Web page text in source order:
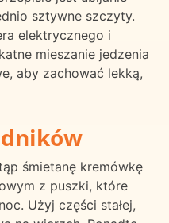
sztywne szczyty.
elektrycznego i
mieszanie jedzenia
aby zachować lekką,
śmietanę kremówkę
z puszki, które
Użyj części stałej,